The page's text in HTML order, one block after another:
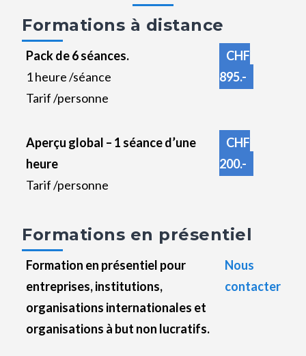
Formations à distance
Pack de 6 séances.
1 heure /séance
Tarif /personne
CHF
895.-
Aperçu global – 1 séance d’une
heure
Tarif /personne
CHF
200.-
Formations en présentiel
Formation en présentiel pour
entreprises, institutions,
organisations internationales et
organisations à but non lucratifs.
Nous
contacter